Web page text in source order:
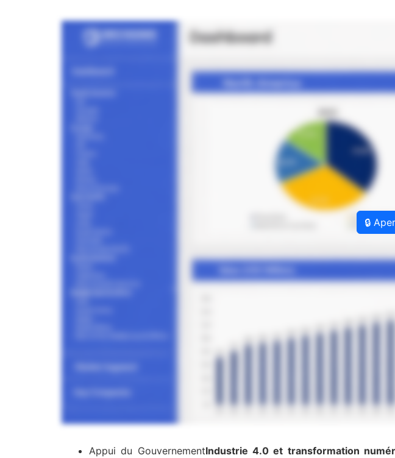
🔒
Appui du GouvernementIndustrie 4.0 et transformation